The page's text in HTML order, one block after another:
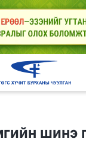
шинэ